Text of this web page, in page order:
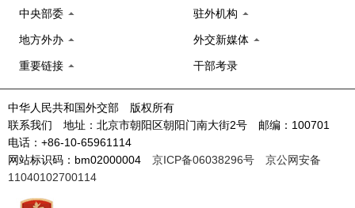
中央部委 驻外机构
地方外办 外交新媒体
重要链接 干部考录
中华人民共和国外交部 版权所有
联系我们 地址：北京市朝阳区朝阳门南大街2号 邮编：100701
电话：+86-10-65961114
网站标识码：bm02000004 京ICP备06038296号
京公网安备
11040102700114